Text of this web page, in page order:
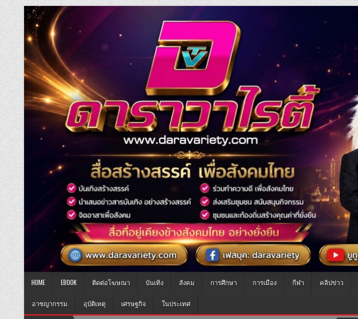
HOME EBOOK ติดต่อโฆษณา บันเทิง สังคม การศึกษา การเมือง กีฬา คลิปข่าว
อาชญากรรม อุบัติเหตุ เศรษฐกิจ
ในประเทศ